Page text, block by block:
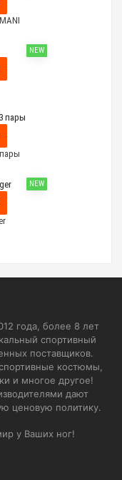
NEW
NEW
года, более 8 лет
спортивный
поставщиков.
костюмы,
и многое другое!
дают
ценовую политику.
у Ваших ног!